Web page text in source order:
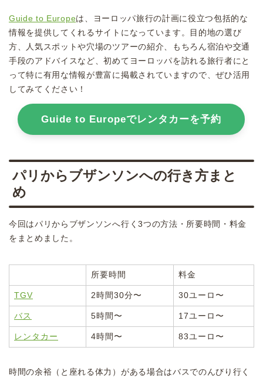
Guide to Europeは、ヨーロッパ旅行の計画に役立つ包括的な
情報を提供してくれるサイトになっています。目的地の選び
方、人気スポットや穴場のツアーの紹介、もちろん宿泊や交通
手段のアドバイスなど、初めてヨーロッパを訪れる旅行者にと
って特に有用な情報が豊富に掲載されていますので、ぜひ活用
してみてください！
Guide to Europeでレンタカーを予約
パリからブザンソンへの行き方まと
め
今回はパリからブザンソンへ行く3つの方法・所要時間・料金
をまとめました。
所要時間 料金
TGV 2時間30分〜 30ユーロ〜
バス 5時間〜 17ユーロ〜
レンタカー 4時間〜 83ユーロ〜
時間の余裕（と座れる体力）がある場合はバスでのんびり行く